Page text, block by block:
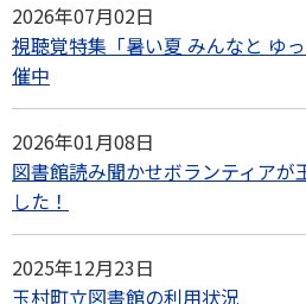
2026年07月02日
視聴覚特集「暑い夏 みんなと ゆ
催中
2026年01月08日
図書館読み聞かせボランティアが
した！
2025年12月23日
玉村町立図書館の利用状況